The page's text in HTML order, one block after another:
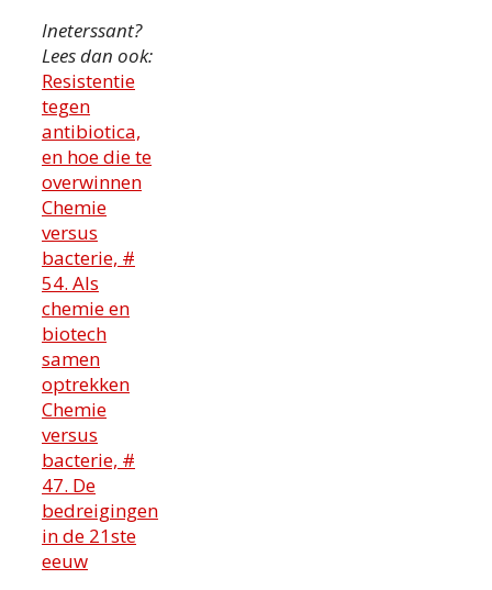
Ineterssant?
Lees dan ook:
Resistentie
tegen
antibiotica,
en hoe die te
overwinnen
Chemie
versus
bacterie, #
54. Als
chemie en
biotech
samen
optrekken
Chemie
versus
bacterie, #
47. De
bedreigingen
in de 21ste
eeuw